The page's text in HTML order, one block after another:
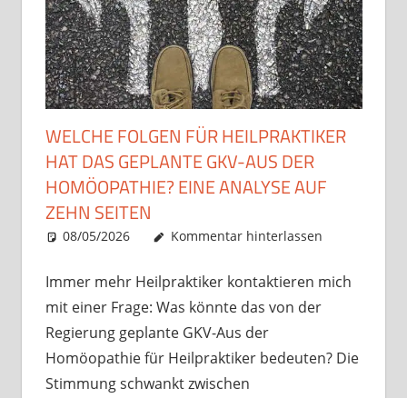
WELCHE FOLGEN FÜR HEILPRAKTIKER
HAT DAS GEPLANTE GKV-AUS DER
HOMÖOPATHIE? EINE ANALYSE AUF
ZEHN SEITEN
08/05/2026 Christian J. Becker
Uncategorized
Kommentar hinterlassen
Immer mehr Heilpraktiker kontaktieren mich
mit einer Frage: Was könnte das von der
Regierung geplante GKV-Aus der
Homöopathie für Heilpraktiker bedeuten? Die
Stimmung schwankt zwischen